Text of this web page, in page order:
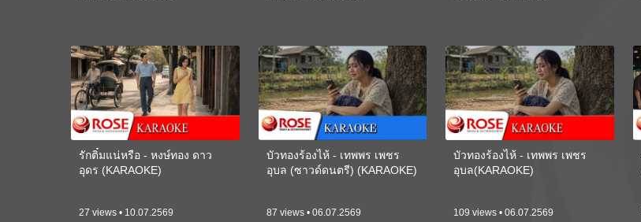
รักติ๋มแน่หรือ - หงษ์ทอง ดาว
อุดร (KARAOKE)
27 views • 10.07.2569
บัวทองร้องไห้ - เทพพร เพชร
อุบล (ซาวด์ดนตรี) (KARAOKE)
87 views • 06.07.2569
บัวทองร้องไห้ - เทพพร เพชร
อุบล(KARAOKE)
109 views • 06.07.2569